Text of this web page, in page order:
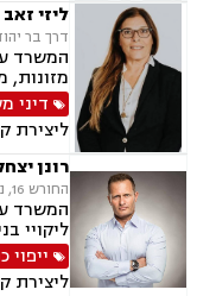
ליזי
דרך בר יהודה ישראל
המשרד
מזונות,
זמני
בניה,
אחריות
דיני
ליצירת
רונן
החורש 16, נס ציונה
המשרד
ליקויי
ייפוי
ליצירת